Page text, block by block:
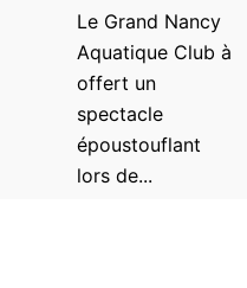
Le Grand Nancy
Aquatique Club à
offert un
spectacle
époustouflant
lors de...